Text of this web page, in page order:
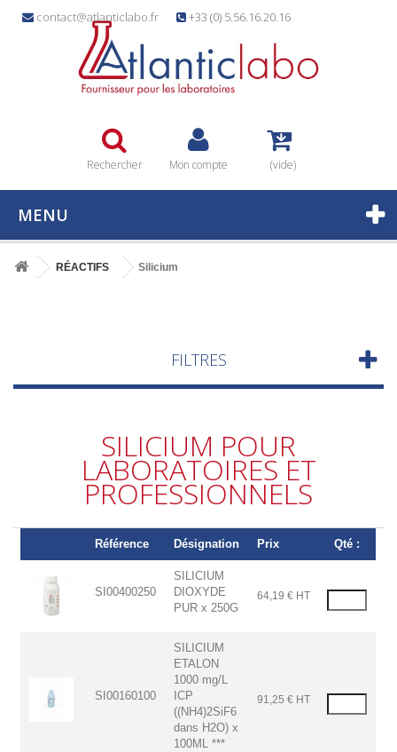
contact@atlanticlabo.fr +33 (0) 5.56.16.20.16
Rechercher Mon compte (vide)
MENU
RÉACTIFS Silicium
FILTRES
SILICIUM POUR
LABORATOIRES ET
PROFESSIONNELS
Référence Désignation Prix Qté :
SI00400250
SILICIUM
DIOXYDE
PUR x 250G
64,19 € HT
SI00160100
SILICIUM
ETALON
1000 mg/L
ICP
((NH4)2SiF6
dans H2O) x
100ML ***
91,25 € HT